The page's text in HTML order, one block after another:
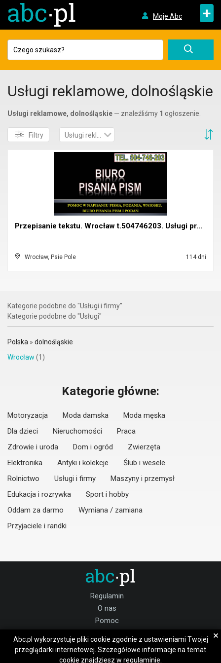
Moje Abc +
Usługi reklamowe, dolnośląskie
Usługi reklamowe, dolnośląskie — znaleźliśmy 1 ogłoszenie.
Filtry Usługi reklamowe
Przepisanie tekstu. Wrocław t.504746203. Usługi pr...
Wrocław, Psie Pole 114 dni
Kategorie podobne do "Usługi i firmy"
Kategorie podobne do "Usługi"
Polska » dolnośląskie
Wrocław (1)
Kategorie główne:
Motoryzacja Moda damska
Moda męska
Dla dzieci
Nieruchomości
Praca
Zdrowie i uroda
Dom i ogród
Zwierzęta
Elektronika
Antyki i kolekcje
Ślub i wesele
Rolnictwo
Usługi i firmy
Maszyny i przemysł
Edukacja i rozrywka
Sport i hobby
Oddam za darmo
Wymiana / zamiana
Przyjaciele i randki
Regulamin
O nas
Pomoc
Praca dolnośląskie
Abc.pl wykorzystuje pliki cookie zgodnie z ustawieniami Twojej
przeglądarki internetowej. Szczegółowe informacje na temat
cookie znajdziesz w regulaminie.
×